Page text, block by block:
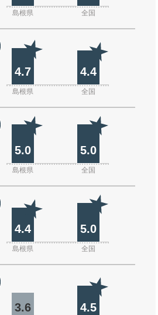
島根県 全国
4.7 4.4
島根県 全国
5.0 5.0
島根県 全国
4.4 5.0
島根県 全国
3.6 4.5